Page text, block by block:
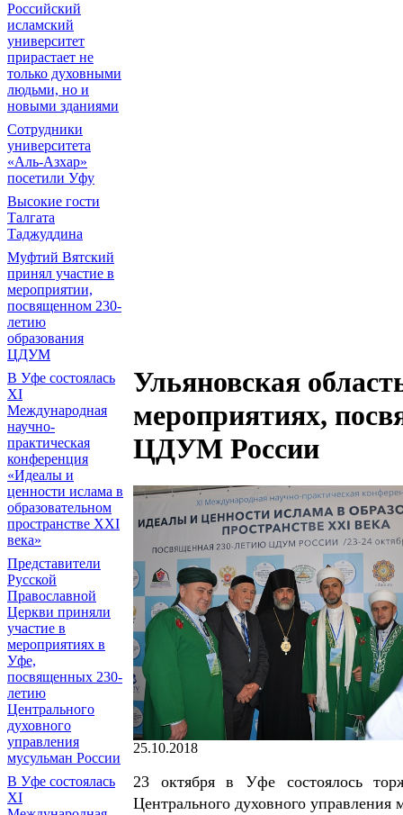
Российский
исламский
университет
прирастает не
только духовными
людьми, но и
новыми зданиями
Сотрудники
университета
«Аль-Азхар»
посетили Уфу
Высокие гости
Талгата
Таджуддина
Муфтий Вятский
принял участие в
мероприятии,
посвященном 230-
летию
образования
ЦДУМ
В Уфе состоялась
XI
Международная
научно-
практическая
конференция
«Идеалы и
ценности ислама в
образовательном
пространстве XXI
века»
Представители
Русской
Православной
Церкви приняли
участие в
мероприятиях в
Уфе,
посвященных 230-
летию
Центрального
духовного
управления
мусульман России
В Уфе состоялась
XI
Ульяновская
мероприятиях,
ЦДУМ России
25.10.2018
23 октября в Уфе состоялось
Центрального духовного